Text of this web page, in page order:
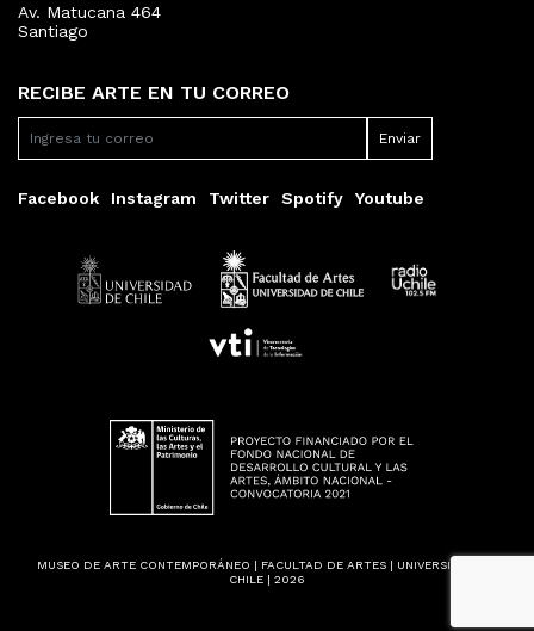
RECIBE ARTE EN TU CORREO
Facebook Instagram Twitter Spotify Youtube
Av. Matucana 464
Santiago
MUSEO DE ARTE CONTEMPORÁNEO | FACULTAD DE ARTES | UNIVERSIDAD DE
CHILE | 2026